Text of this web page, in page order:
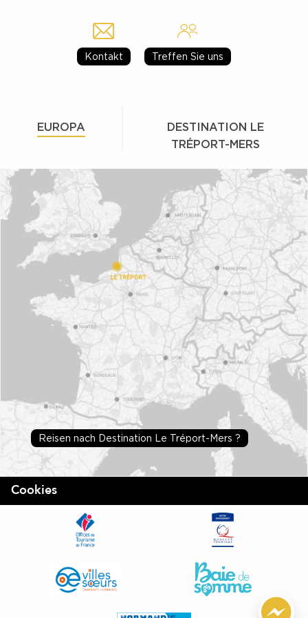
Kontakt Treffen Sie uns
EUROPA
DESTINATION LE
TRÉPORT-MERS
Reisen nach Destination Le Tréport-Mers ?
Cookies